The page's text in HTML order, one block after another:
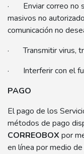
· Enviar correo no
masivos no
comunicación no
· Transmitir virus,
· Interferir con el
PAGO
El pago de los
métodos de pago
CORREOBOX por
en línea por medio de